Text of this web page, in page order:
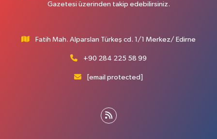
Gazetesi üzerinden takip edebilirsiniz.
Fatih Mah. Alparslan Türkeş cd. 1/1 Merkez/ Edirne
+90 284 225 58 99
[email protected]